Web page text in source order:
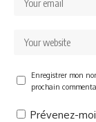
Enregistrer mon
prochain
Prévenez-